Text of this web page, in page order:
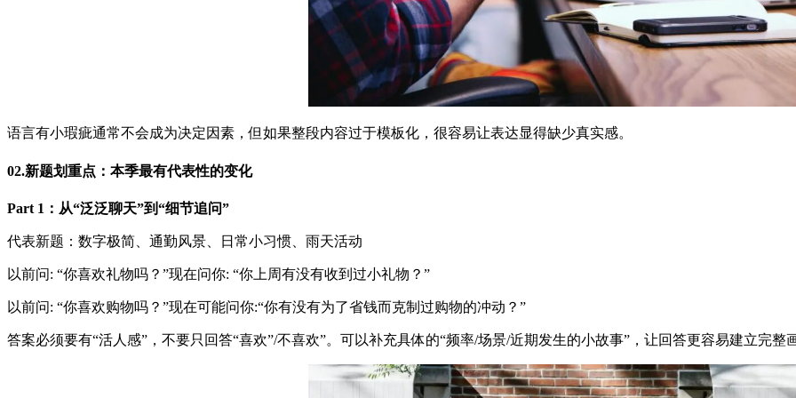
语言有小瑕疵通常不会成为决定因素，但如果整段内容过于模板化，很容易让表达显得缺少真实感。
02.新题划重点：本季最有代表性的变化
Part 1：从“泛泛聊天”到“细节追问”
代表新题：数字极简、通勤风景、日常小习惯、雨天活动
以前问: “你喜欢礼物吗？”现在问你: “你上周有没有收到过小礼物？”
以前问: “你喜欢购物吗？”现在可能问你:“你有没有为了省钱而克制过购物的冲动？”
答案必须要有“活人感”，不要只回答“喜欢”/不喜欢”。可以补充具体的“频率/场景/近期发生的小故事”，让回答更容易建立完整